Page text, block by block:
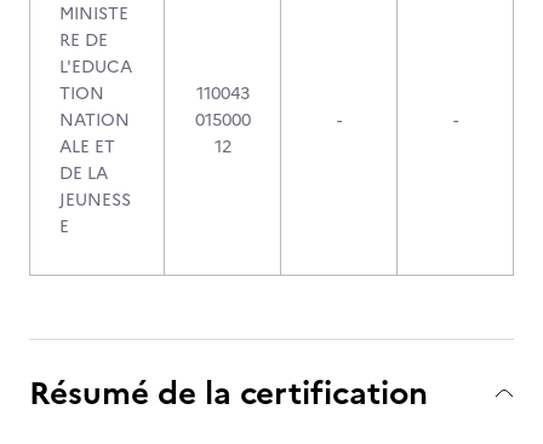
MINISTE
RE DE
L'EDUCA
TION
NATION
ALE ET
DE LA
JEUNESS
E
110043
015000
12
- -
Résumé de la certification